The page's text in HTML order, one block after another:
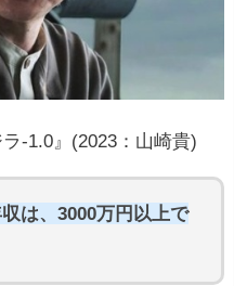
‐1.0』(2023：山崎貴)
は、3000万円以上で